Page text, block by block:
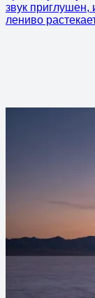
звук приглушен,
лениво